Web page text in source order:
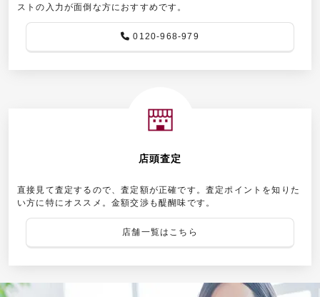
ストの入力が面倒な方におすすめです。
0120-968-979
店頭査定
直接見て査定するので、査定額が正確です。査定ポイントを知りた
い方に特にオススメ。金額交渉も醍醐味です。
店舗一覧はこちら